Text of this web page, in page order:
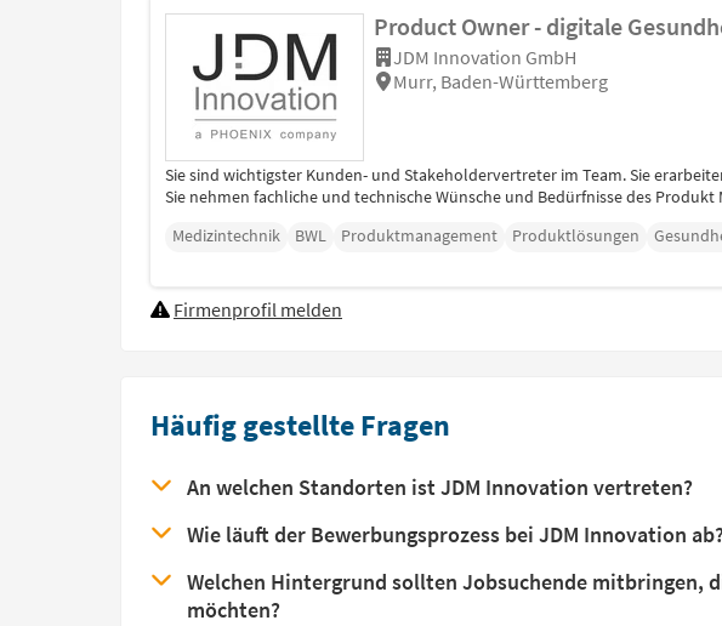
Product Owner - digitale
JDM Innovation GmbH
Murr, Baden-Württemberg
Sie sind wichtigster Kunden- und Stakeholdervertreter im Team. Sie
Sie nehmen fachliche und technische Wünsche und Bedürfnisse des
Medizintechnik
BWL Produktmanagement Produktlösungen
Firmenprofil melden
Häufig gestellte Fragen
An welchen Standorten ist JDM Innovation vertreten?
Wie läuft der Bewerbungsprozess bei JDM Innovation
Welchen Hintergrund sollten Jobsuchende mitbringen,
möchten?